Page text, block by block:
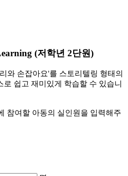
(저학년 2단원)
와 손잡아요'를 스토리텔링 형태의
쉽고 재미있게 학습할 수 있습니
참여할 아동의 실인원을 입력해주